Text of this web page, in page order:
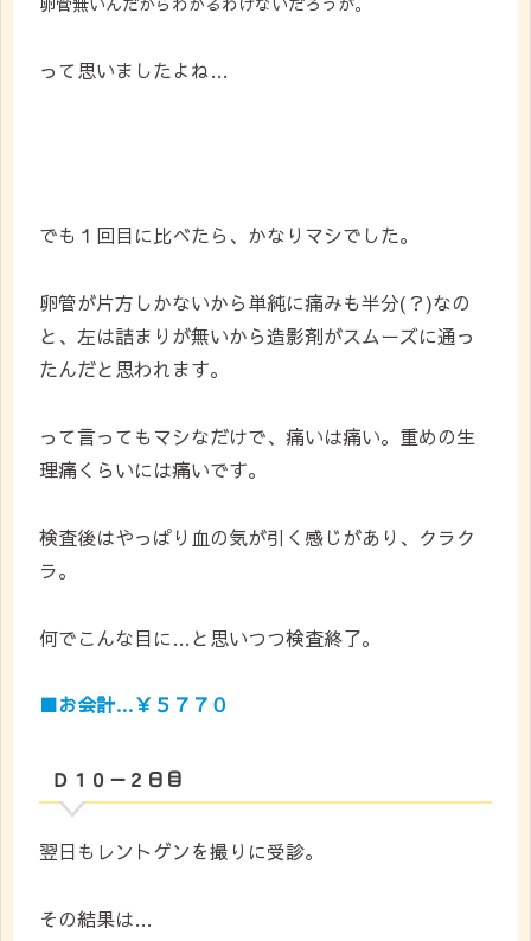
って思いましたよね…
でも１回目に比べたら、かなりマシでした。
卵管が片方しかないから単純に痛みも半分(？)なの
と、左は詰まりが無いから造影剤がスムーズに通っ
たんだと思われます。
って言ってもマシなだけで、痛いは痛い。重めの生
理痛くらいには痛いです。
検査後はやっぱり血の気が引く感じがあり、クラク
ラ。
何でこんな目に…と思いつつ検査終了。
■お会計…￥５７７０
Ｄ１０ー２日目
翌日もレントゲンを撮りに受診。
その結果は…